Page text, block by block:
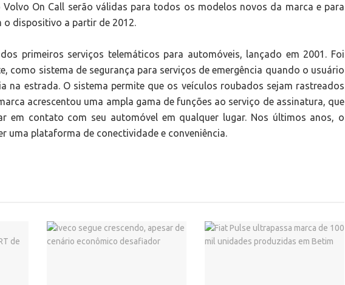
On Call serão válidas para todos os modelos novos da marca e para
o dispositivo a partir de 2012.
primeiros serviços telemáticos para automóveis, lançado em 2001. Foi
como sistema de segurança para serviços de emergência quando o usuário
na estrada. O sistema permite que os veículos roubados sejam rastreados
acrescentou uma ampla gama de funções ao serviço de assinatura, que
em contato com seu automóvel em qualquer lugar. Nos últimos anos, o
uma plataforma de conectividade e conveniência.